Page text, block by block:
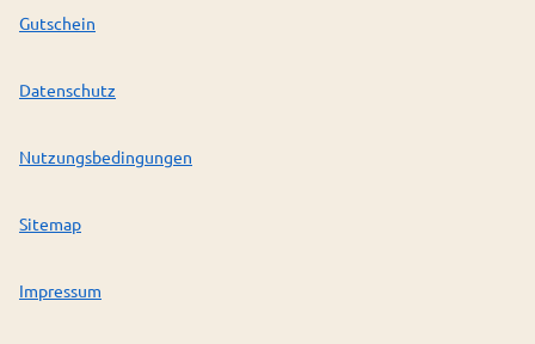
Gutschein
Datenschutz
Nutzungsbedingungen
Sitemap
Impressum